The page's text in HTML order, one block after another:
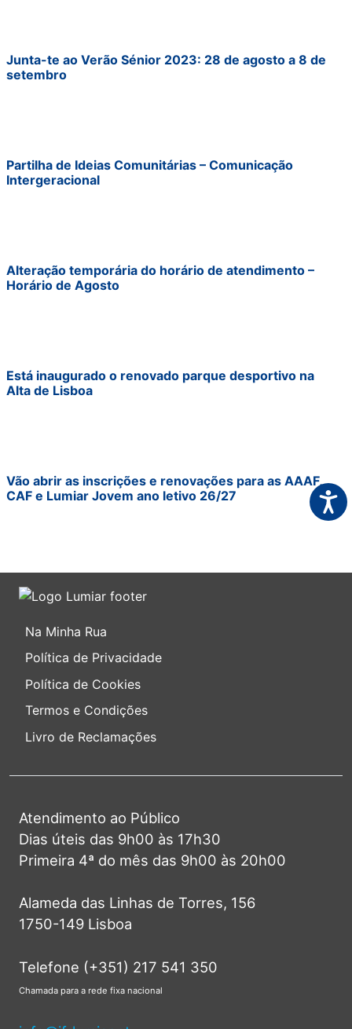
Junta-te ao Verão Sénior 2023: 28 de agosto a 8 de
setembro
Partilha de Ideias Comunitárias – Comunicação
Intergeracional
Alteração temporária do horário de atendimento –
Horário de Agosto
Está inaugurado o renovado parque desportivo na
Alta de Lisboa
Vão abrir as inscrições e renovações para as AAAF,
CAF e Lumiar Jovem ano letivo 26/27
Na Minha Rua
Política de Privacidade
Política de Cookies
Termos e Condições
Livro de Reclamações
Atendimento ao Público
Dias úteis das 9h00 às 17h30
Primeira 4ª do mês das 9h00 às 20h00
Alameda das Linhas de Torres, 156
1750-149 Lisboa
Telefone (+351) 217 541 350
Chamada para a rede fixa nacional